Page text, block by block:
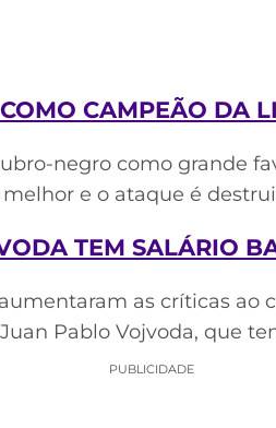
CAMPEÃO DA
negro como grande
e o ataque é
TEM SALÁRIO
as críticas ao
Pablo Vojvoda, que
PUBLICIDADE